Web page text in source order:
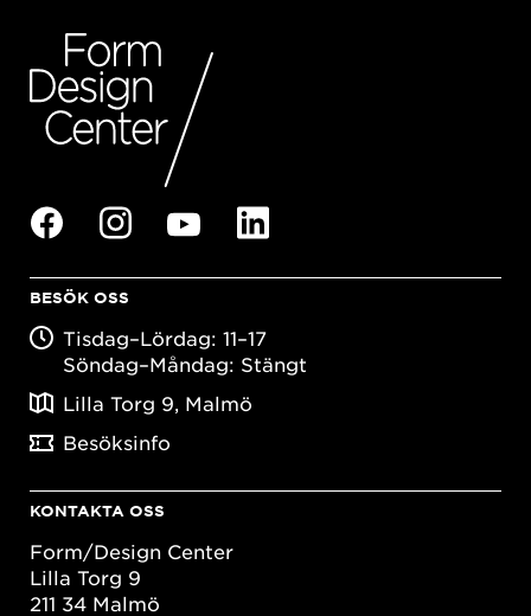
BESÖK OSS
Tisdag–Lördag: 11–17
Söndag–Måndag: Stängt
Lilla Torg 9, Malmö
Besöksinfo
KONTAKTA OSS
Form/Design Center
Lilla Torg 9
211 34 Malmö